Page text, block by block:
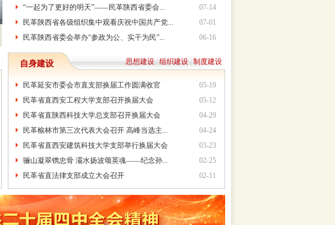
“一起为了更好的明天”——民革陕西省委会...
07-14
民革陕西省各级组织集中观看庆祝中国共产党...
07-01
民革陕西省委会举办“参政为公、实干为民”...
06-16
自身建设 思想建设|组织建设 制度建设
民革延安市委会市直支部换届工作圆满收官
05-19
民革省直西安工程大学支部召开换届大会
05-12
民革省直陕西科技大学总支部召开换届大会
04-29
民革榆林市第三次代表大会召开 高峰当选主...
04-24
民革省直西安建筑科技大学支部举行换届大会
03-23
骊山凝翠镌忠骨 灞水扬波颂英魂——纪念孙...
02-25
民革省直法律支部成立大会召开
02-11